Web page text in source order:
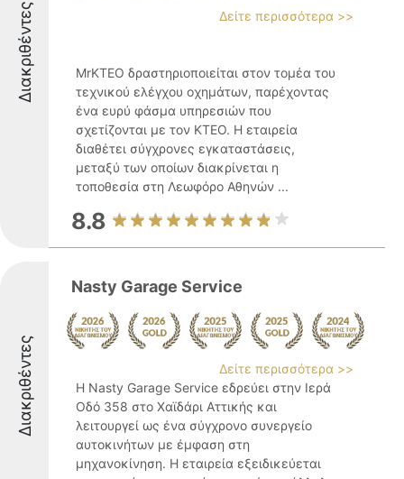
Διακριθέντες Δείτε περισσότερα >>
MrKTEO δραστηριοποιείται στον τομέα του
τεχνικού ελέγχου οχημάτων, παρέχοντας
ένα ευρύ φάσμα υπηρεσιών που
σχετίζονται με τον ΚΤΕΟ. Η εταιρεία
διαθέτει σύγχρονες εγκαταστάσεις,
μεταξύ των οποίων διακρίνεται η
τοποθεσία στη Λεωφόρο Αθηνών ...
8.8
Διακριθέντες
Nasty Garage Service
Δείτε περισσότερα >>
Η Nasty Garage Service εδρεύει στην Ιερά
Οδό 358 στο Χαϊδάρι Αττικής και
λειτουργεί ως ένα σύγχρονο συνεργείο
αυτοκινήτων με έμφαση στη
μηχανοκίνηση. Η εταιρεία εξειδικεύεται